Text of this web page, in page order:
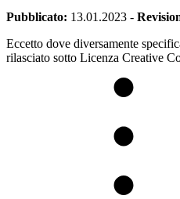
Pubblicato: 13.01.2023 -
Eccetto dove diversamente
rilasciato sotto Licenza Creative